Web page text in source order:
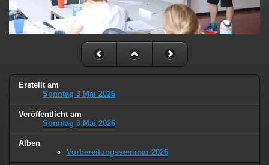
Erstellt am
Sonntag 3 Mai 2026
Veröffentlicht am
Sonntag 3 Mai 2026
Alben
Vorbereitungsseminar 2026